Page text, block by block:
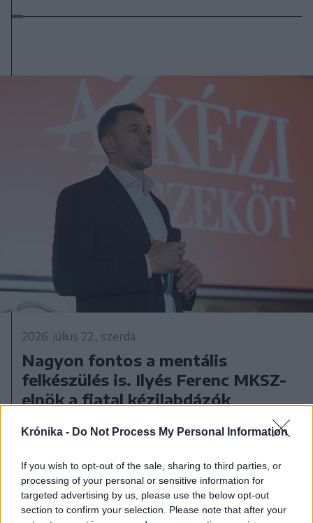
Krónika - Do Not Process My Personal Information
If you wish to opt-out of the sale, sharing to third parties, or
processing of your personal or sensitive information for
targeted advertising by us, please use the below opt-out
section to confirm your selection. Please note that after your
2026. július 22., szerda
Nagyon fontos a mentális
felkészülés is. Ilyés Ferenc MKSZ-
elnök a fiatal kézilabdázók